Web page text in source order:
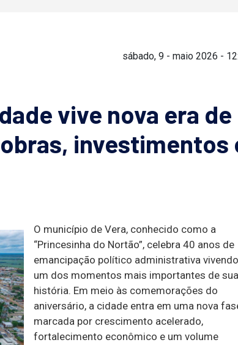
sábado, 9 - maio 2026 -
vive nova era de
investimentos
O município de Vera, conhecido como a
“Princesinha do Nortão”, celebra 40 anos de
emancipação político administrativa vivendo
um dos momentos mais importantes de sua
história. Em meio às comemorações do
aniversário, a cidade entra em uma nova
marcada por crescimento acelerado,
fortalecimento econômico e um volume